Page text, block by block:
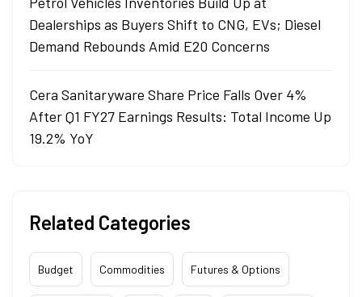
Dealerships as Buyers Shift to CNG, EVs; Diesel
Demand Rebounds Amid E20 Concerns
Cera Sanitaryware Share Price Falls Over 4%
After Q1 FY27 Earnings Results: Total Income Up
19.2% YoY
Related Categories
Budget Commodities Futures & Options